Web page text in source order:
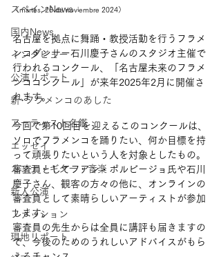
スペインNews
国内News
インタビュー
公演リポート
新･フラメンコのあした
アーティスト名鑑
エッセイ
カンテ・ギター・音楽
新人公演
ファッション
現地リポート
（martes, 26 de noviembre 2024）
名古屋を拠点に舞踊・教授活動を行うフラメ
ンコダンサー石川慶子さんのスタジオ主催で
行われるコンクール、「名古屋未来のフラメ
ンココンクール」が来年2025年2月に開催さ
れます。
今回で第10回目を迎えるこのコンクールは、
ソロでフラメンコを踊りたい、何か目標を持
って頑張りたいという人を対象としたもの。
審査員としてフアン・ポルビージョ氏や石川
慶子さん、観客の方々の他に、オンラインの
審査員として素晴らしいアーティストが参加
します。
審査員の先生からは全員に講評も届きますの
で、今後のためのうれしいアドバイスがもら